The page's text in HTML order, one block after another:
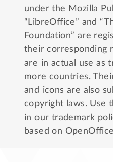
under the Mozilla
“LibreOffice” and
Foundation” are
their corresponding
are in actual use as
more countries.
and icons are also
copyright laws. Use
in our trademark
based on